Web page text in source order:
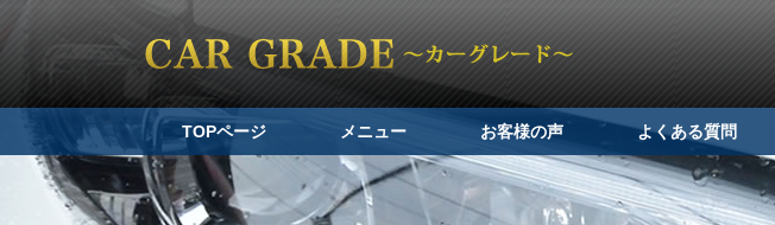
TOPページ メニュー お客様の声 よくある質問